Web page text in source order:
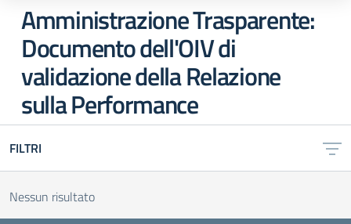
Amministrazione Trasparente:
Documento dell'OIV di
validazione della Relazione
sulla Performance
FILTRI
Nessun risultato